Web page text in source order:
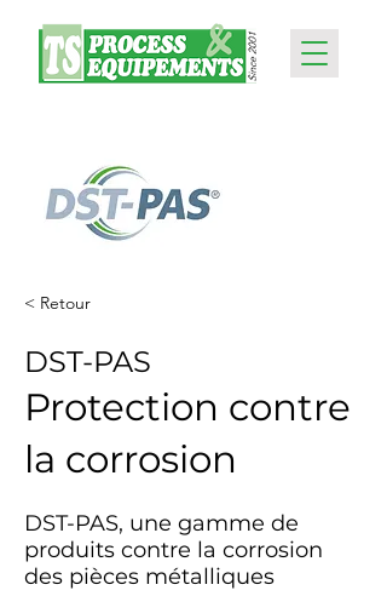
< Retour
DST-PAS
Protection contre
la corrosion
DST-PAS, une gamme de
produits contre la corrosion
des pièces métalliques